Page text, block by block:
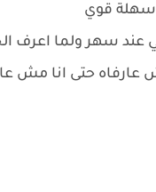
سهلة قوي
عند سهر ولما
حتى انا مش